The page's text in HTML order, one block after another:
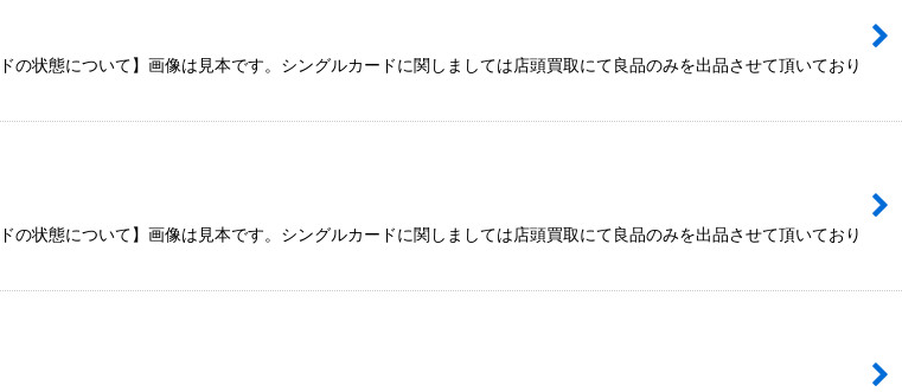
の状態について】画像は見本です。シングルカードに関しましては店頭買取にて良品のみを出品させて頂いており
の状態について】画像は見本です。シングルカードに関しましては店頭買取にて良品のみを出品させて頂いており